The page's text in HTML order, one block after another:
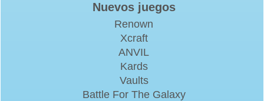
Nuevos juegos
Renown
Xcraft
ANVIL
Kards
Vaults
Battle For The Galaxy